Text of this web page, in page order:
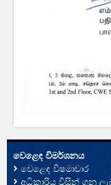
වෙළෙඳ විමර්ශනය
වෙළෙඳ විෂමාචාර
අධිකාරිය විසින් ගනු ලැබූ